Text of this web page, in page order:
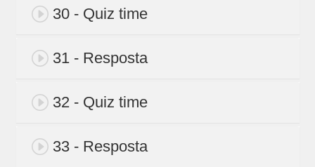
30 - Quiz time
31 - Resposta
32 - Quiz time
33 - Resposta